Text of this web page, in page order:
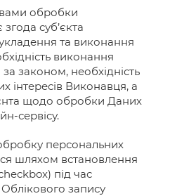
обробки
суб’єкта
та виконання
виконання
законом, необхідність
інтересів Виконавця, а
щодо обробки Даних
сервісу.
персональних
шляхом встановлення
під час
Облікового запису